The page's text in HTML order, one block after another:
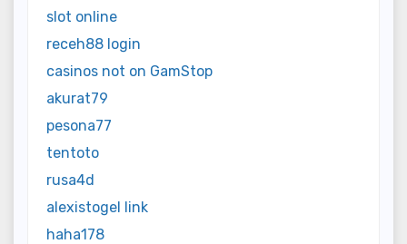
slot online
receh88 login
casinos not on GamStop
akurat79
pesona77
tentoto
rusa4d
alexistogel link
haha178